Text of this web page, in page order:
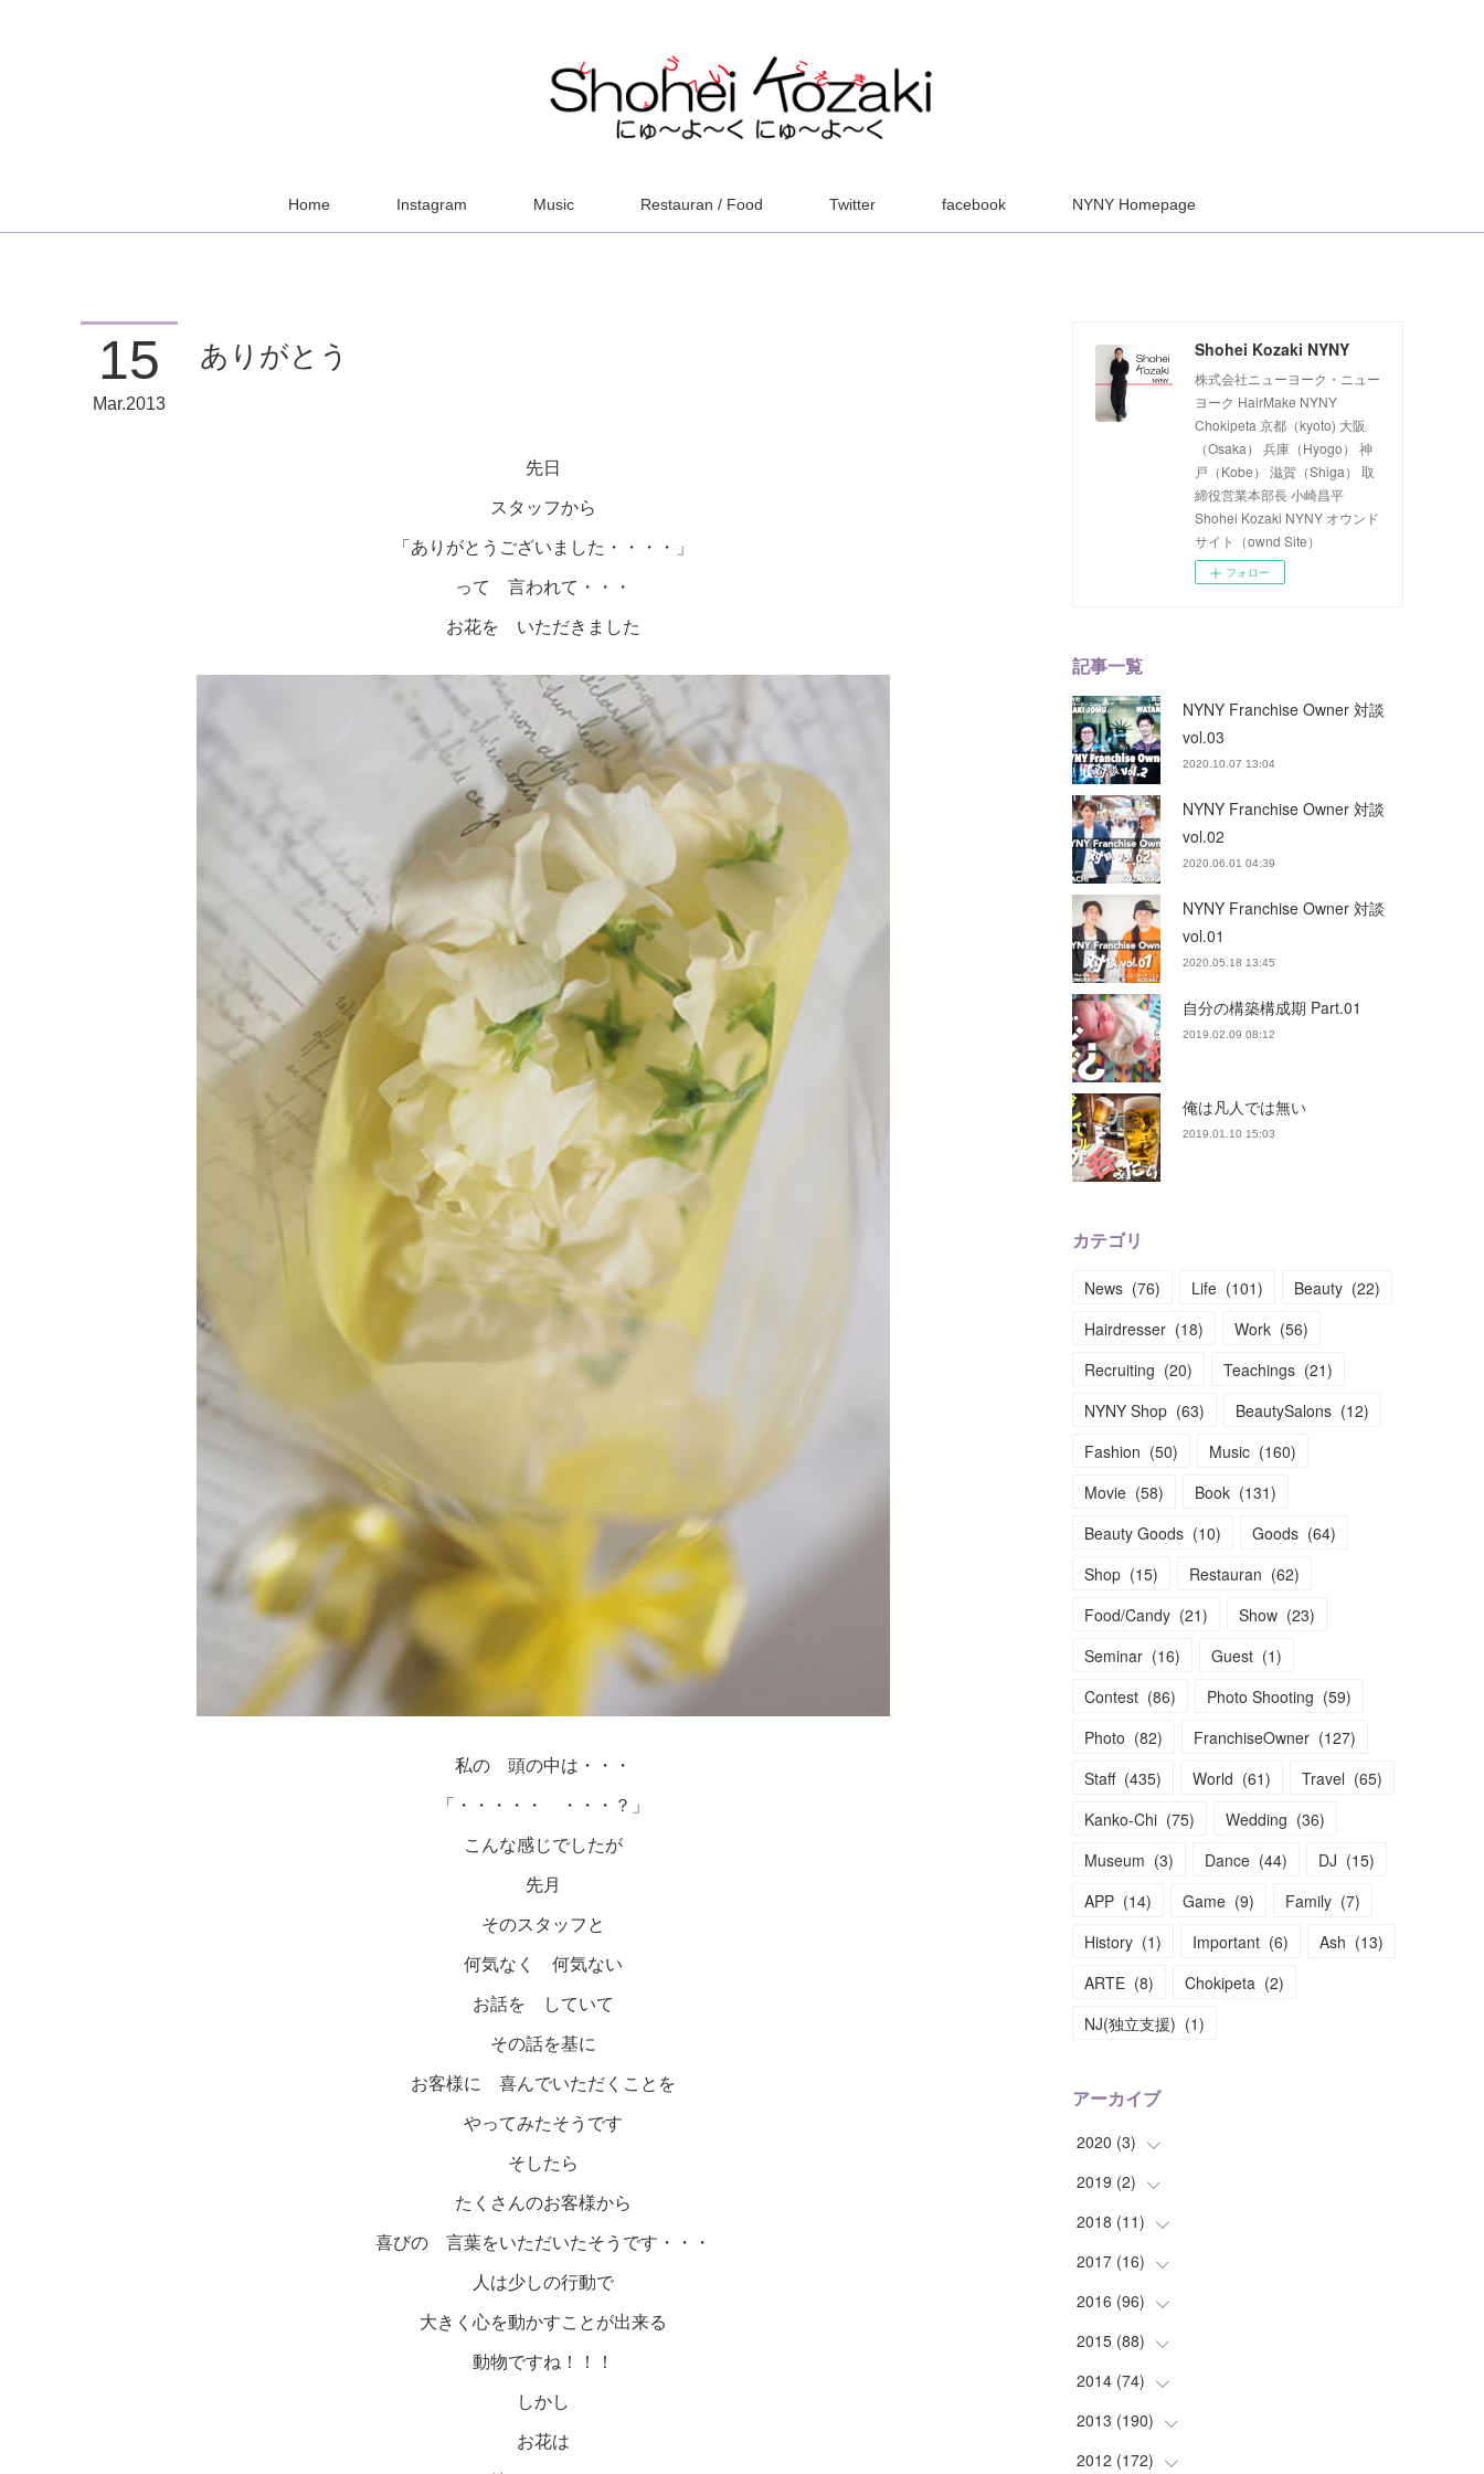
Home Instagram Music Restauran / Food Twitter facebook NYNY Homepage
15
Mar 2013
ありがとう
先日
スタッフから
「ありがとうございました・・・・」
って 言われて・・・
お花を いただきました
私の 頭の中は・・・
「・・・・・ ・・・？」
こんな感じでしたが
先月
そのスタッフと
何気なく 何気ない
お話を していて
その話を基に
お客様に 喜んでいただくことを
やってみたそうです
そしたら
たくさんのお客様から
喜びの 言葉をいただいたそうです・・・
人は少しの行動で
大きく心を動かすことが出来る
動物ですね！！！
しかし
お花は
Shohei Kozaki NYNY
株式会社ニューヨーク・ニュー
ヨーク HairMake NYNY
Chokipeta 京都（kyoto) 大阪
（Osaka） 兵庫（Hyogo） 神
戸（Kobe） 滋賀（Shiga） 取
締役営業本部長 小崎昌平
Shohei Kozaki NYNY オウンド
サイト（ownd Site）
フォロー
記事一覧
NYNY Franchise Owner 対談
vol.03
2020.10.07 13:04
NYNY Franchise Owner 対談
vol.02
2020.06.01 04:39
NYNY Franchise Owner 対談
vol.01
2020.05.18 13:45
自分の構築構成期 Part.01
2019.02.09 08:12
俺は凡人では無い
2019.01.10 15:03
カテゴリ
News (76) Life (101) Beauty (22)
Hairdresser (18) Work (56)
Recruiting (20) Teachings (21)
NYNY Shop (63) BeautySalons (12)
Fashion (50) Music (160)
Movie (58) Book (131)
Beauty Goods (10) Goods (64)
Shop (15) Restauran (62)
Food/Candy (21) Show (23)
Seminar (16) Guest (1)
Contest (86) Photo Shooting (59)
Photo (82) FranchiseOwner (127)
Staff (435) World (61) Travel (65)
Kanko-Chi (75) Wedding (36)
Museum (3) Dance (44) DJ (15)
APP (14) Game (9) Family (7)
History (1) Important (6) Ash (13)
ARTE (8) Chokipeta (2)
NJ(独立支援) (1)
アーカイブ
2020 (3)
(1
( 1)
(1)
2019 (2)
( 1)
(1)
2018 (11)
(2)
(1)
(1)
(1)
(3)
(2)
2017 (16)
(1)
(2)
(1)
(3)
(1)
2016 (96)
(2)
(5)
(6)
(3)
2015 (88)
(4)
(7)
(6)
2014 (74)
(9)
(14)
2013 (190)
(17)
2012 (172)